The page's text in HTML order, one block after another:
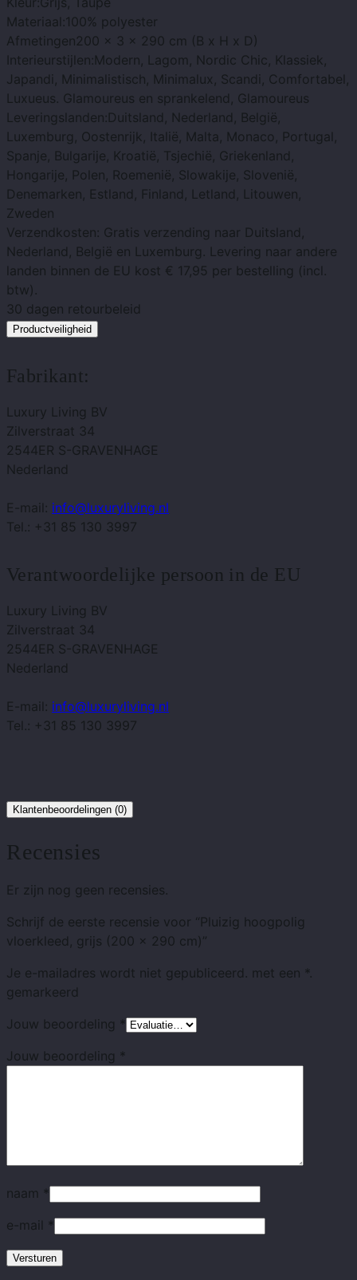
Materiaal:100% polyester
Afmetingen200 x 3 x 290 cm (B x H x D)
Interieurstijlen:Modern, Lagom, Nordic Chic, Klassiek,
Japandi, Minimalistisch, Minimalux, Scandi, Comfortabel,
Luxueus. Glamoureus en sprankelend, Glamoureus
Leveringslanden:Duitsland, Nederland, België,
Luxemburg, Oostenrijk, Italië, Malta, Monaco, Portugal,
Spanje, Bulgarije, Kroatië, Tsjechië, Griekenland,
Hongarije, Polen, Roemenië, Slowakije, Slovenië,
Denemarken, Estland, Finland, Letland, Litouwen,
Zweden
Verzendkosten: Gratis verzending naar Duitsland,
Nederland, België en Luxemburg. Levering naar andere
landen binnen de EU kost € 17,95 per bestelling (incl.
btw).
30 dagen retourbeleid
Productveiligheid
Fabrikant:
Luxury Living BV
Zilverstraat 34
2544ER S-GRAVENHAGE
Nederland
E-mail: info@luxuryliving.nl
Tel.: +31 85 130 3997
Verantwoordelijke persoon in de EU
Luxury Living BV
Zilverstraat 34
2544ER S-GRAVENHAGE
Nederland
E-mail: info@luxuryliving.nl
Tel.: +31 85 130 3997
Klantenbeoordelingen (0)
Recensies
Er zijn nog geen recensies.
Schrijf de eerste recensie voor “Pluizig hoogpolig
vloerkleed, grijs (200 x 290 cm)”
Je e-mailadres wordt niet gepubliceerd. met een *.
gemarkeerd
Jouw beoordeling *
Jouw beoordeling *
naam *
e-mail *